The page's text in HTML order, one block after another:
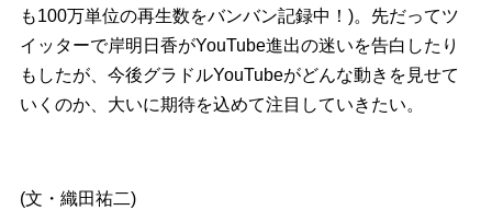
も100万単位の再生数をバンバン記録中！)。先だってツ
イッターで岸明日香がYouTube進出の迷いを告白したり
もしたが、今後グラドルYouTubeがどんな動きを見せて
いくのか、大いに期待を込めて注目していきたい。
(文・織田祐二)